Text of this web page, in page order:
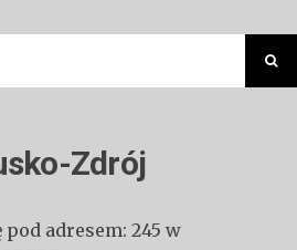
Zdrój
adresem: 245 w